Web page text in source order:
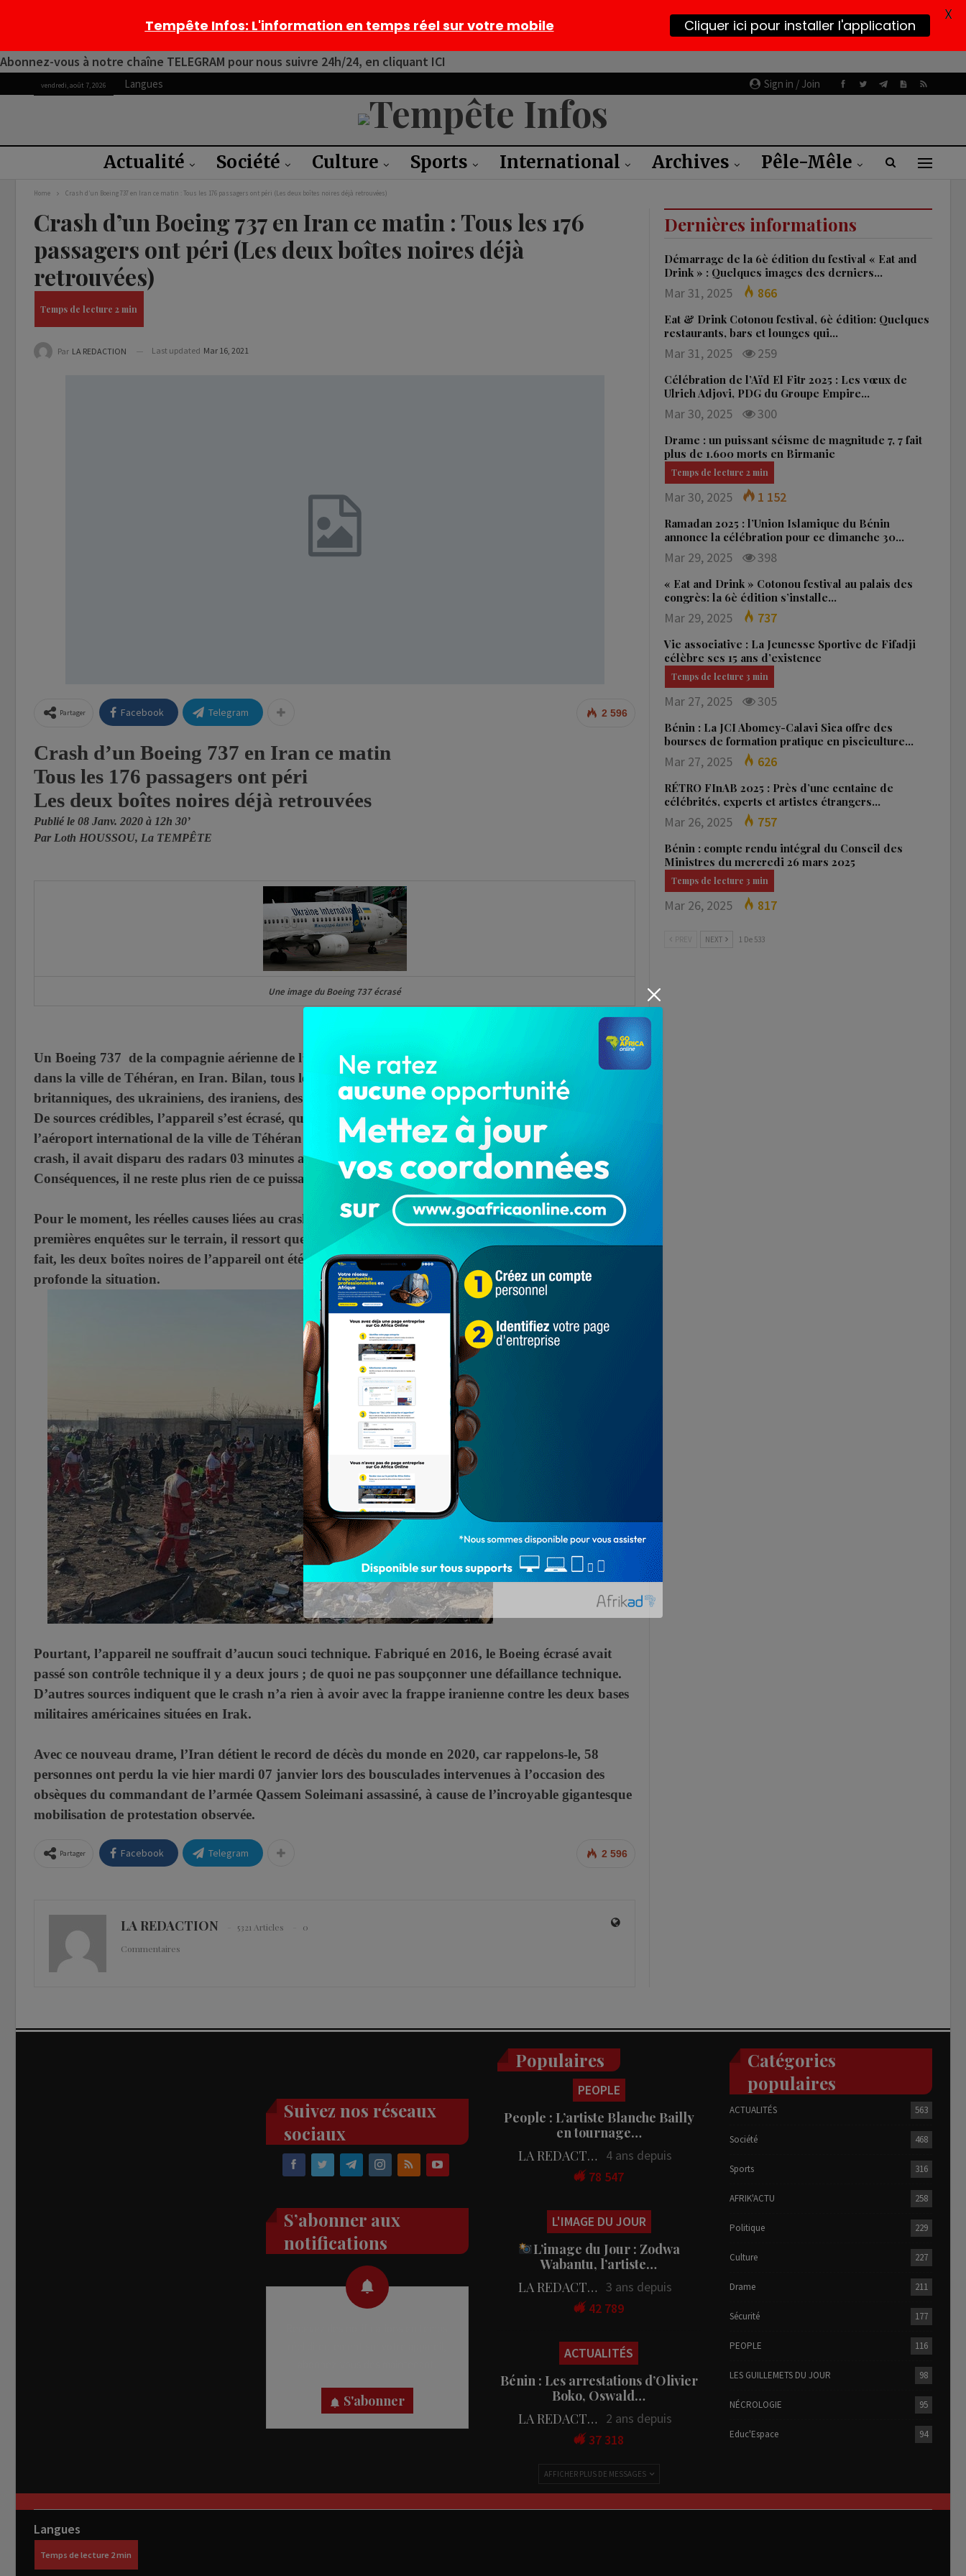
Abonnez-vous à notre chaîne TELEGRAM pour nous suivre 24h/24, en cliquant ICI
Sign in / Join
vendredi, août 7, 2026 Langues
Actualité Société Culture Sports International Archives Pêle-Mêle
Home Crash d’un Boeing 737 en Iran ce matin : Tous les 176 passagers ont péri (Les deux boîtes noires déjà retrouvées)
Crash d’un Boeing 737 en Iran ce matin : Tous les 176
passagers ont péri (Les deux boîtes noires déjà
retrouvées)
Par LA REDACTION Last updated Mar 16, 2021
2 596
Partager Facebook Telegram
Crash d’un Boeing 737 en Iran ce matin
Tous les 176 passagers ont péri
Les deux boîtes noires déjà retrouvées
Publié le 08 Janv. 2020 à 12h 30’
Par Loth HOUSSOU, La TEMPÊTE
Une image du Boeing 737 écrasé
Un Boeing 737 de la compagnie aérienne de l’Ukraine a été victime d’un crash ce mercredi matin
dans la ville de Téhéran, en Iran. Bilan, tous les 176 passagers composés des allemands, des
britanniques, des ukrainiens, des iraniens, des canadiens, et d’autres nationalités sont morts.
De sources crédibles, l’appareil s’est écrasé, quelques minutes seulement après son décollage de
l’aéroport international de la ville de Téhéran (Iran) en direction de Kiev (Ukraine). Et avant son
crash, il avait disparu des radars 03 minutes après son décollage.
Conséquences, il ne reste plus rien de ce puissant appareil, les débris éparpillés sur des hectares.
Pour le moment, les réelles causes liées au crash ne sont pas élucidées. Tout de même, après les
premières enquêtes sur le terrain, il ressort que c’est le moteur de l’appareil qui a pris feu. Tout compte
fait, les deux boîtes noires de l’appareil ont été retrouvées, et seront examinées pour une analyse
profonde la situation.
Pourtant, l’appareil ne souffrait d’aucun souci technique. Fabriqué en 2016, le Boeing écrasé avait
passé son contrôle technique il y a deux jours ; de quoi ne pas soupçonner une défaillance technique.
D’autres sources indiquent que le crash n’a rien à avoir avec la frappe iranienne contre les deux bases
militaires américaines situées en Irak.
Avec ce nouveau drame, l’Iran détient le record de décès du monde en 2020, car rappelons-le, 58
personnes ont perdu la vie hier mardi 07 janvier lors des bousculades intervenues à l’occasion des
obsèques du commandant de l’armée Qassem Soleimani assassiné, à cause de l’incroyable gigantesque
mobilisation de protestation observée.
2 596
Partager Facebook Telegram
LA REDACTION 5321 Articles
0
Commentaires
Dernières informations
Démarrage de la 6è édition du festival « Eat and
Drink » : Quelques images des derniers…
Mar 31, 2025 866
Eat & Drink Cotonou festival, 6è édition: Quelques
restaurants, bars et lounges qui…
Mar 31, 2025 259
Célébration de l’Aïd El Fitr 2025 : Les vœux de
Ulrich Adjovi, PDG du Groupe Empire…
Mar 30, 2025 300
Drame : un puissant séisme de magnitude 7, 7 fait
plus de 1.600 morts en Birmanie
Mar 30, 2025 1 152
Ramadan 2025 : l’Union Islamique du Bénin
annonce la célébration pour ce dimanche 30…
Mar 29, 2025 398
« Eat and Drink » Cotonou festival au palais des
congrès: la 6è édition s’installe…
Mar 29, 2025 737
Vie associative : La Jeunesse Sportive de Fifadji
célèbre ses 15 ans d’existence
Mar 27, 2025 305
Bénin : La JCI Abomey-Calavi Sica offre des
bourses de formation pratique en pisciculture…
Mar 27, 2025 626
RÉTRO FInAB 2025 : Près d’une centaine de
célébrités, experts et artistes étrangers…
Mar 26, 2025 757
Bénin : compte rendu intégral du Conseil des
Ministres du mercredi 26 mars 2025
Mar 26, 2025 817
NEXT 1 De 533
Suivez nos réseaux
sociaux
S’abonner aux
notifications
S'abonner
Populaires
PEOPLE
People : L’artiste Blanche Bailly
en tournage…
LA REDACTION
4 ans depuis
78 547
L'IMAGE DU JOUR
L’image du Jour : Zodwa
Wabantu, l’artiste…
LA REDACTION 3 ans depuis
42 789
ACTUALITÉS
Bénin : Les arrestations d’Olivier
Boko, Oswald…
LA REDACTION
2 ans depuis
37 318
AFFICHER PLUS DE MESSAGES
Catégories
populaires
ACTUALITÉS 563
Société 468
Sports 316
AFRIK'ACTU 258
Politique 229
Culture 227
Drame 211
Sécurité 177
PEOPLE 116
LES GUILLEMETS DU JOUR 98
NÉCROLOGIE 95
Educ'Espace 94
Langues
Tempête Infos: L'information en temps réel sur votre mobile Cliquer ici pour installer l'application
X